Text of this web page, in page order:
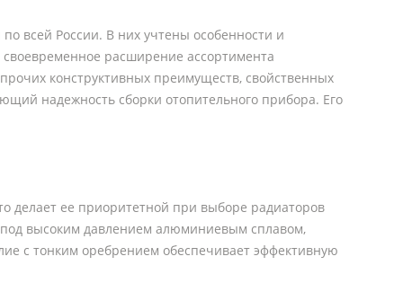
всей России. В них учтены особенности и
расширение ассортимента
конструктивных преимуществ, свойственных
надежность сборки отопительного прибора. Его
делает ее приоритетной при выборе радиаторов
высоким давлением алюминиевым сплавом,
с тонким оребрением обеспечивает эффективную